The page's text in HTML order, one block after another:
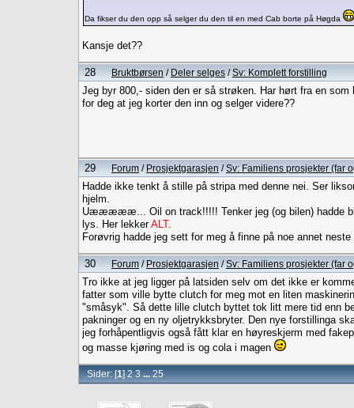
Da fikser du den opp så selger du den til en med Cab borte på Høgda
Kansje det??
28 Bruktbørsen / Deler selges /Sv: Komplett forstilling
Jeg byr 800,- siden den er så strøken. Har hørt fra en
for deg at jeg korter den inn og selger videre??
29 Forum / Prosjektgarasjen /Sv: Familiens prosjekter (far
Hadde ikke tenkt å stille på stripa med denne nei. Ser
hjelm.
Uæææææ... Oil on track!!!!! Tenker jeg (og bilen) hadde
lys. Her lekkerALT.
Forøvrig hadde jeg sett for meg å finne på noe annet
30 Forum / Prosjektgarasjen /Sv: Familiens prosjekter (far
Tro ikke at jeg ligger på latsiden selv om det ikke er
fatter som ville bytte clutch for meg mot en liten
"småsyk". Så dette lille clutch byttet tok litt mere tid enn
pakninger og en ny oljetrykksbryter. Den nye forstillinga
jeg forhåpentligvis også fått klar en høyreskjerm med
og masse kjøring med is og cola i magen
Sider: [1]2 3 ...25